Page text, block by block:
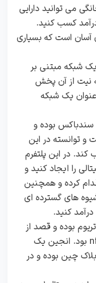
می توانید دارایی
کسب کنید.
آسان است که بسیاری
یک شبکه مبتنی بر
نیت از آن پخش
یک شبکه
سندباکس بوده و
و توانسته در این
در این پلتفرم
را ایجاد کنید و
کرده و همچنین
شیوه های گسترده ای
کنید.
بوده و قصد از
ایجاد آن فراگیر کردن و تجارت nft بود. انجین یک
چین بوده و در